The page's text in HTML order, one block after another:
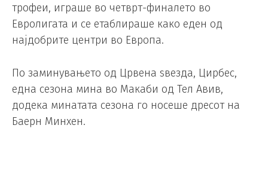
трофеи, играше во четврт-финалето во
Евролигата и се етаблираше како еден од
најдобрите центри во Европа.
По заминувањето од Црвена ѕвезда, Цирбес,
една сезона мина во Макаби од Тел Авив,
додека минатата сезона го носеше дресот на
Баерн Минхен.